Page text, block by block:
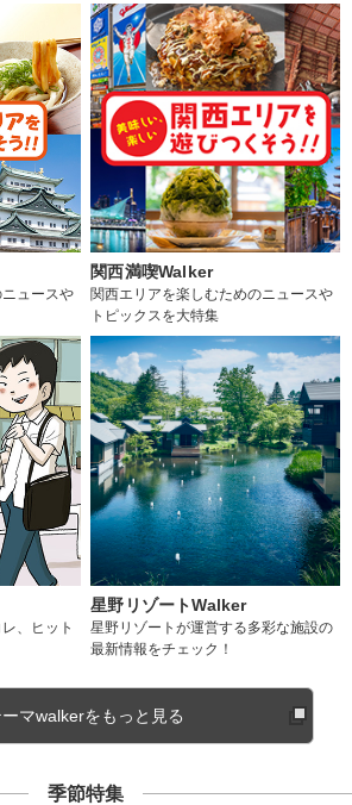
ュースや
関西満喫Walker
関西エリアを楽しむためのニュースや
トピックスを大特集
、ヒット
星野リゾートWalker
星野リゾートが運営する多彩な施設の
最新情報をチェック！
ーマwalkerをもっと見る
季節特集